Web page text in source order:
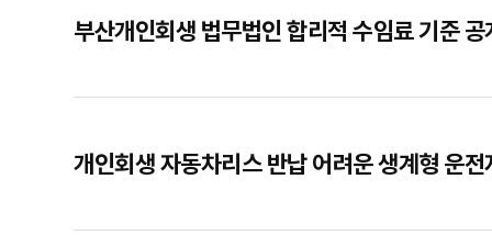
부산개인회생 법무법인 합리적 수임료 기준 공
개인회생 자동차리스 반납 어려운 생계형 운